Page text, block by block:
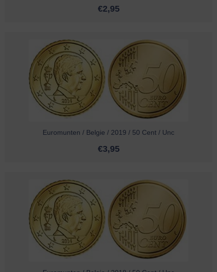
€2,95
Euromunten / Belgie / 2019 / 50 Cent / Unc
€3,95